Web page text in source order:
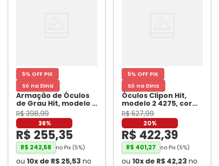
5% OFF PIX
Só na Diniz
Armação de Óculos
de Grau Hit, modelo 1
7010, cor Demi
Marrom- HIT
R$ 398,99
36%
R$ 255,35
R$ 242,58 no Pix (5%)
ou 10x de R$ 25,53 no
5% OFF PIX
Só na Diniz
Óculos Clipon Hit,
modelo 2 4275, cor
Azul com Preto,
tamanho 60- HIT
R$ 527,99
20%
R$ 422,39
R$ 401,27 no Pix (5%)
ou 10x de R$ 42,23 no